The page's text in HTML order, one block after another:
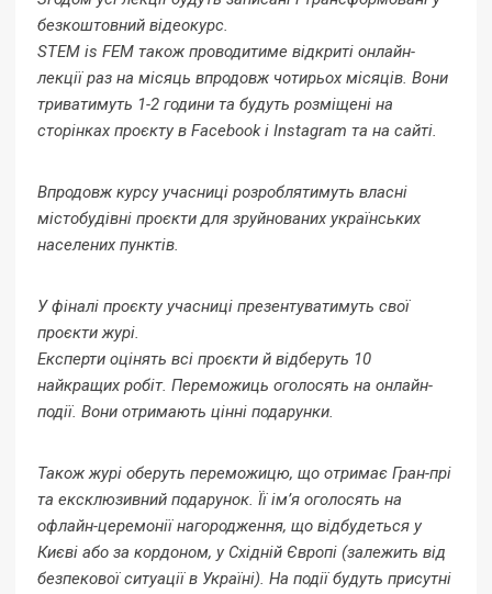
безкоштовний відеокурс.
STEM is FEM також проводитиме відкриті онлайн-
лекції раз на місяць впродовж чотирьох місяців. Вони
триватимуть 1-2 години та будуть розміщені на
сторінках проєкту в Facebook і Instagram та на сайті.
Впродовж курсу учасниці розроблятимуть власні
містобудівні проєкти для зруйнованих українських
населених пунктів.
У фіналі проєкту учасниці презентуватимуть свої
проєкти журі.
Експерти оцінять всі проєкти й відберуть 10
найкращих робіт. Переможиць оголосять на онлайн-
події. Вони отримають цінні подарунки.
Також журі оберуть переможицю, що отримає Гран-прі
та ексклюзивний подарунок. Її ім’я оголосять на
офлайн-церемонії нагородження, що відбудеться у
Києві або за кордоном, у Східній Європі (залежить від
безпекової ситуації в Україні). На події будуть присутні